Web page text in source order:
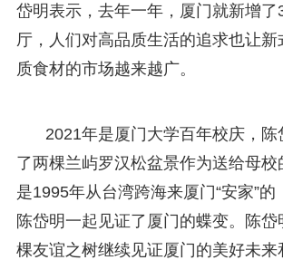
岱明表示，去年一年，厦门就新增了
厅，人们对高品质生活的追求也让新
质食材的市场越来越广。
2021年是厦门大学百年校庆，陈
了两棵兰屿罗汉松盆景作为送给母校
是1995年从台湾跨海来厦门“安家”
陈岱明一起见证了厦门的蝶变。陈
棵友谊之树继续见证厦门的美好未来